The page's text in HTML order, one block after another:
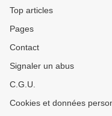
Top articles
Pages
Contact
Signaler un abus
C.G.U.
Cookies et données